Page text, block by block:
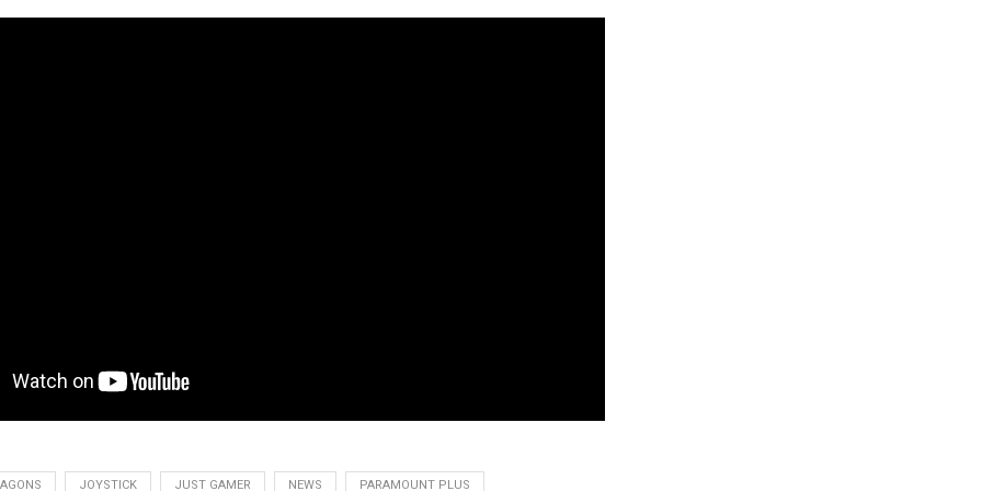
JOYSTICK JUST GAMER NEWS PARAMOUNT PLUS